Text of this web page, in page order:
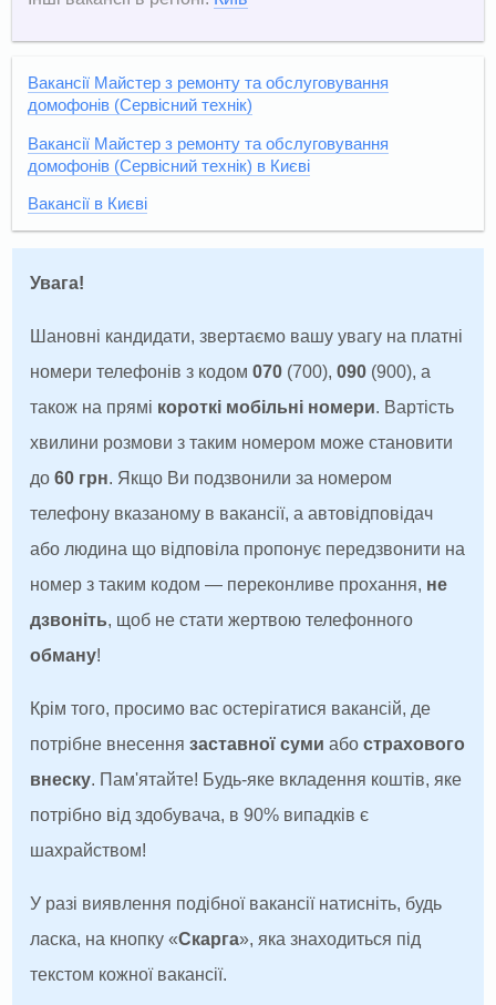
Вакансії ​Майстер з ремонту та обслуговування
домофонів (Сервісний технік)
Вакансії ​Майстер з ремонту та обслуговування
домофонів (Сервісний технік) в Києві
Вакансії в Києві
Увага!
Шановні кандидати, звертаємо вашу увагу на платні
номери телефонів з кодом070 (700),090 (900), а
також на прямі короткі мобільні номери. Вартість
хвилини розмови з таким номером може становити
до60 грн. Якщо Ви подзвонили за номером
телефону вказаному в вакансії, а автовідповідач
або людина що відповіла пропонує передзвонити на
номер з таким кодом — переконливе прохання, не
дзвоніть, щоб не стати жертвою телефонного
обману!
Крім того, просимо вас остерігатися вакансій, де
потрібне внесеннязаставної суми абострахового
внеску. Пам'ятайте! Будь-яке вкладення коштів, яке
потрібно від здобувача, в 90% випадків є
шахрайством!
У разі виявлення подібної вакансії натисніть, будь
ласка, на кнопку «Скарга», яка знаходиться під
текстом кожної вакансії.